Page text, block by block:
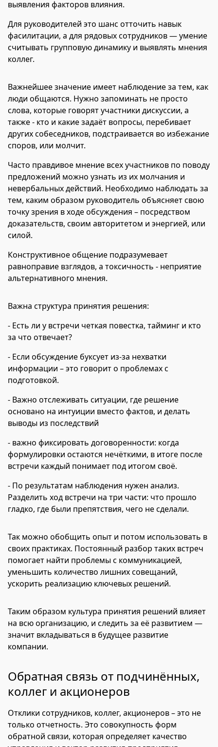
выявления факторов влияния.
Для руководителей это шанс отточить навык
фасилитации, а для рядовых сотрудников — умение
считывать групповую динамику и выявлять мнения
коллег.
Важнейшее значение имеет наблюдение за тем, как
люди общаются. Нужно запоминать не просто
слова, которые говорят участники дискуссии, а
также - кто и какие задаёт вопросы, перебивает
других собеседников, подстраивается во избежание
споров, или молчит.
Часто правдивое мнение всех участников по поводу
предложений можно узнать из их молчания и
невербальных действий. Необходимо наблюдать за
тем, каким образом руководитель объясняет свою
точку зрения в ходе обсуждения – посредством
доказательств, своим авторитетом и энергией, или
силой.
Конструктивное общение подразумевает
равноправие взглядов, а токсичность - неприятие
альтернативного мнения.
Важна структура принятия решения:
- Есть ли у встречи четкая повестка, тайминг и кто
за что отвечает?
- Если обсуждение буксует из-за нехватки
информации – это говорит о проблемах с
подготовкой.
- Важно отслеживать ситуации, где решение
основано на интуиции вместо фактов, и делать
выводы из последствий
- важно фиксировать договоренности: когда
формулировки остаются нечёткими, в итоге после
встречи каждый понимает под итогом своё.
- По результатам наблюдения нужен анализ.
Разделить ход встречи на три части: что прошло
гладко, где были препятствия, чего не сделали.
Так можно обобщить опыт и потом использовать в
своих практиках. Постоянный разбор таких встреч
помогает найти проблемы с коммуникацией,
уменьшить количество лишних совещаний,
ускорить реализацию ключевых решений.
Таким образом культура принятия решений влияет
на всю организацию, и следить за её развитием —
значит вкладываться в будущее развитие
компании.
Обратная связь от подчинённых,
коллег и акционеров
Отклики сотрудников, коллег, акционеров – это не
только отчетность. Это совокупность форм
обратной связи, которая определяет качество